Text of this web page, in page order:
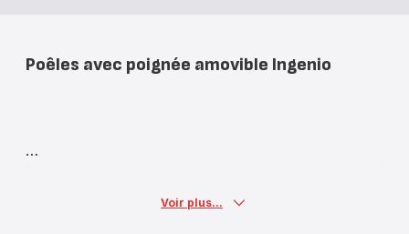
Poêles avec poignée amovible Ingenio
Voir plus...